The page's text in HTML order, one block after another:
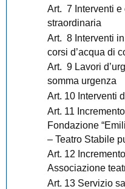
Art. 7 Interventi e
straordinaria
Art. 8 Interventi
corsi d’acqua di
Art. 9 Lavori
somma urgenza
Art. 10 Interventi
Art. 11
Fondazione
– Teatro Stabile
Art. 12
Associazione
Art. 13 Servizio